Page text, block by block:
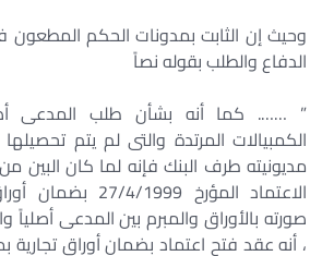
وحيث إن الثابت بمدونات الحكم المطعون
الدفاع والطلب بقوله نصاً
” ……. كما أنه بشأن طلب المدعى
الكمبيالات المرتدة والتى لم يتم
مديونيته طرف البنك فإنه لما كان البين
الاعتماد المؤرخ
صورته بالأوراق والمبرم بين المدعى أصلياً
، أنه عقد فتح اعتماد بضمان أوراق تجارية